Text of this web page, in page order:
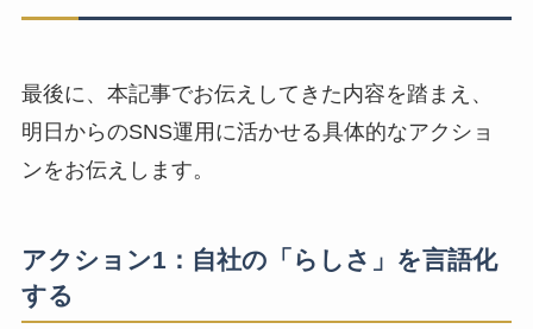
最後に、本記事でお伝えしてきた内容を踏まえ、
明日からのSNS運用に活かせる具体的なアクショ
ンをお伝えします。
アクション1：自社の「らしさ」を言語化
する